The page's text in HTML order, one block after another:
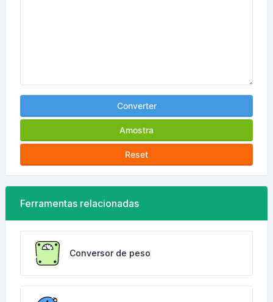
Converter
Amostra
Reset
Ferramentas relacionadas
Conversor de peso